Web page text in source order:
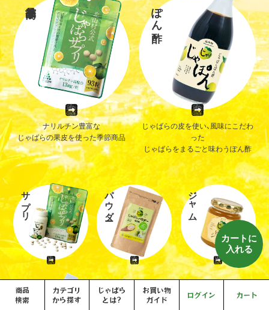
ナリルチン豊富な
じゃばらの果皮を使った季節商品
ぽん酢
じゃばらの皮を使い、風味にこだわ
った
じゃばらをまるごと味わうぽん酢
サプリ パウダー ジャム
カートに
入れる
商品
検索
カテゴリ
から探す
じゃばら
とは?
お買い物
ガイド
ログイン カート